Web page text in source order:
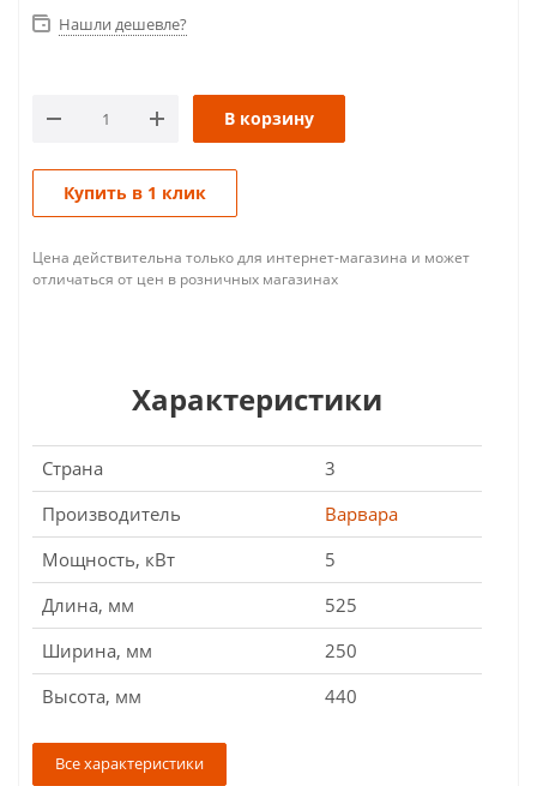
Нашли дешевле?
В корзину
Купить в 1 клик
Цена действительна только для интернет-магазина и может
отличаться от цен в розничных магазинах
Характеристики
Страна
3
Производитель
Варвара
Мощность, кВт
5
Длина, мм
525
Ширина, мм
250
Высота, мм
440
Все характеристики